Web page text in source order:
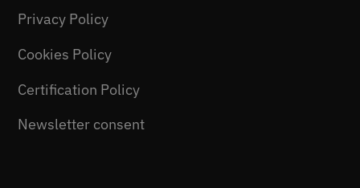
Privacy Policy
Cookies Policy
Certification Policy
Newsletter consent